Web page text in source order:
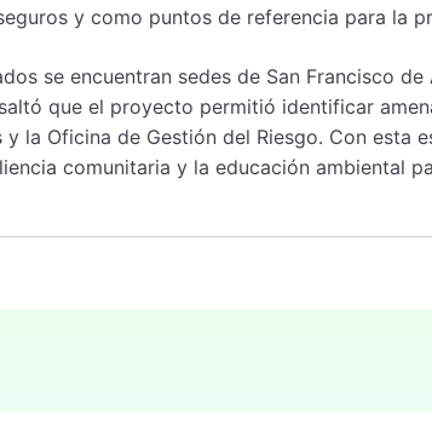
y como puntos de referencia para la
se encuentran sedes de San Francisco
que el proyecto permitió identificar
la Oficina de Gestión del Riesgo. Con esta
comunitaria y la educación ambiental